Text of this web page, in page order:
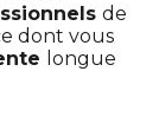
de
dont vous
longue